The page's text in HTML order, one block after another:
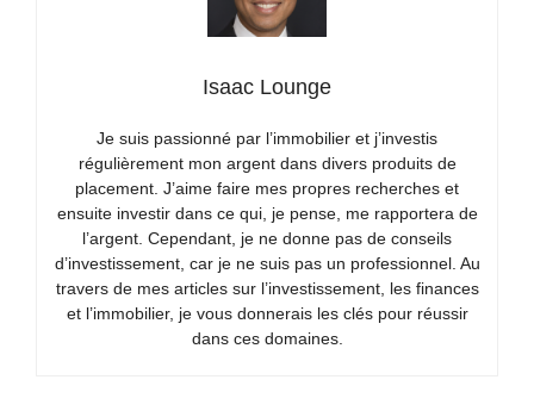
Isaac Lounge
Je suis passionné par l’immobilier et j’investis
régulièrement mon argent dans divers produits de
placement. J’aime faire mes propres recherches et
ensuite investir dans ce qui, je pense, me rapportera de
l’argent. Cependant, je ne donne pas de conseils
d’investissement, car je ne suis pas un professionnel. Au
travers de mes articles sur l’investissement, les finances
et l’immobilier, je vous donnerais les clés pour réussir
dans ces domaines.